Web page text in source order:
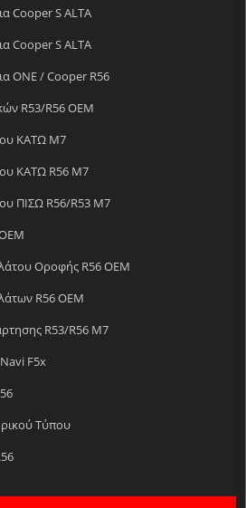
Cooper S ALTA
Cooper S ALTA
ONE / Cooper R56
R53/R56 OEM
ΚΑΤΩ M7
ΚΑΤΩ R56 M7
ΠΙΣΩ R56/R53 M7
Οροφής R56 OEM
R56 OEM
R53/R56 M7
F5x
Τύπου